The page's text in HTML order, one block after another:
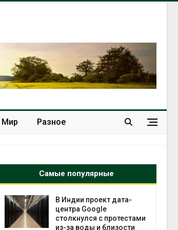
Мир Разное
Самые популярные
В Индии проект дата-
центра Google
столкнулся с протестами
из-за воды и близости